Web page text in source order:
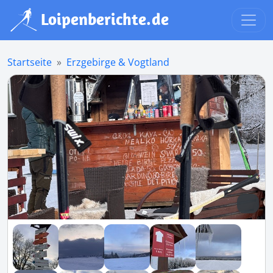
Startseite Erzgebirge & Vogtland